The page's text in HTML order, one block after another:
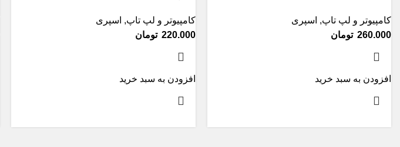
کامپیوتر و لپ تاپ, اسپری
تومان
افزودن به سبد خرید
کامپیوتر و لپ تاپ, اسپری
تومان
افزودن به سبد خرید